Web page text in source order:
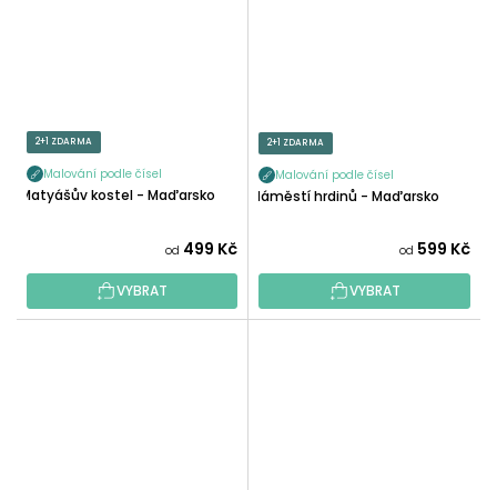
2+1 ZDARMA
Malování podle čísel
Matyášův kostel - Maďarsko
od 499 Kč
VYBRAT
2+1 ZDARMA
Malování podle čísel
Náměstí hrdinů - Maďarsko
od 599 Kč
VYBRAT